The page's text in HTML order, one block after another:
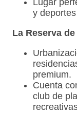
Lugar
y
La Reserva
premium.
Cuenta
club de